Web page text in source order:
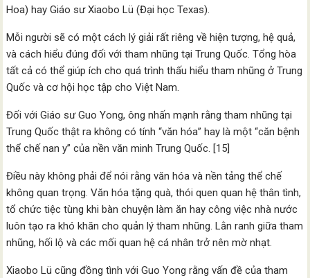
Hoa) hay Giáo sư Xiaobo Lü (Đại học Texas).
Mỗi người sẽ có một cách lý giải rất riêng về hiện tượng, hệ quả,
và cách hiểu đúng đối với tham nhũng tại Trung Quốc. Tổng hòa
tất cả có thể giúp ích cho quá trình thấu hiểu tham nhũng ở Trung
Quốc và cơ hội học tập cho Việt Nam.
Đối với Giáo sư Guo Yong, ông nhấn mạnh rằng tham nhũng tại
Trung Quốc thật ra không có tính “văn hóa” hay là một “căn bệnh
thể chế nan y” của nền văn minh Trung Quốc. [15]
Điều này không phải để nói rằng văn hóa và nền tảng thể chế
không quan trọng. Văn hóa tặng quà, thói quen quan hệ thân tình,
tổ chức tiệc tùng khi bàn chuyện làm ăn hay công việc nhà nước
luôn tạo ra khó khăn cho quản lý tham nhũng. Lằn ranh giữa tham
nhũng, hối lộ và các mối quan hệ cá nhân trở nên mờ nhạt.
Xiaobo Lü cũng đồng tình với Guo Yong rằng vấn đề của tham